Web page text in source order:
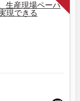
生産現場ペーパ
現できる